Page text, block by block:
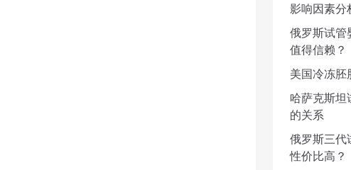
影响因素分
俄罗斯试管
值得信赖？
美国冷冻胚
哈萨克斯
的关系
俄罗斯三代
性价比高？